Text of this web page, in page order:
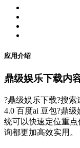
应用介绍
鼎级娱乐下载内
?鼎级娱乐下载?搜索
4.0 百度ai 豆包?鼎
统可以快速定位重
询都更加高效实用。